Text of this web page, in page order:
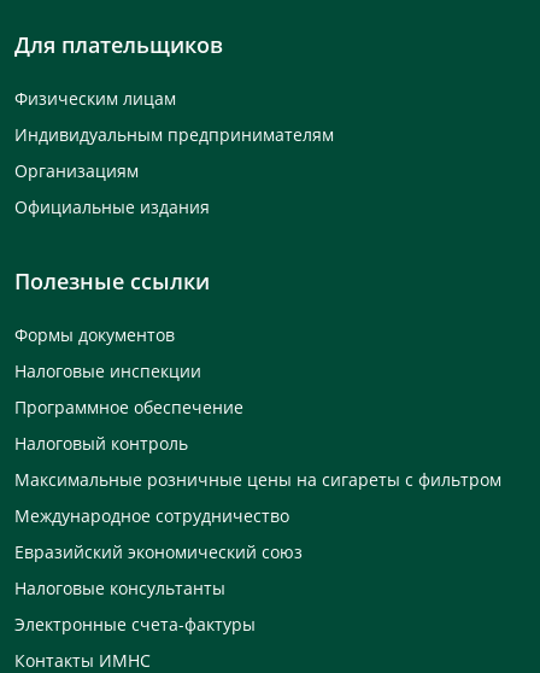
Для плательщиков
Физическим лицам
Индивидуальным предпринимателям
Организациям
Официальные издания
Полезные ссылки
Формы документов
Налоговые инспекции
Программное обеспечение
Налоговый контроль
Максимальные розничные цены на сигареты с фильтром
Международное сотрудничество
Евразийский экономический союз
Налоговые консультанты
Электронные счета-фактуры
Контакты ИМНС